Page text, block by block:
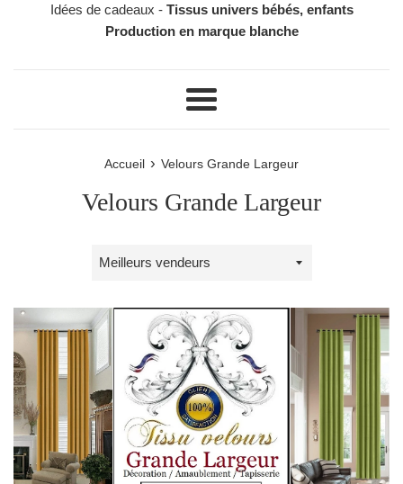
Idées de cadeaux - Tissus univers bébés, enfants
Production en marque blanche
Menu
Accueil › Velours Grande Largeur
Velours Grande Largeur
Trier